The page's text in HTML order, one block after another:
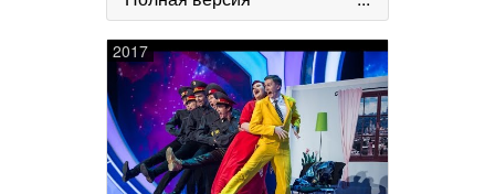
2017